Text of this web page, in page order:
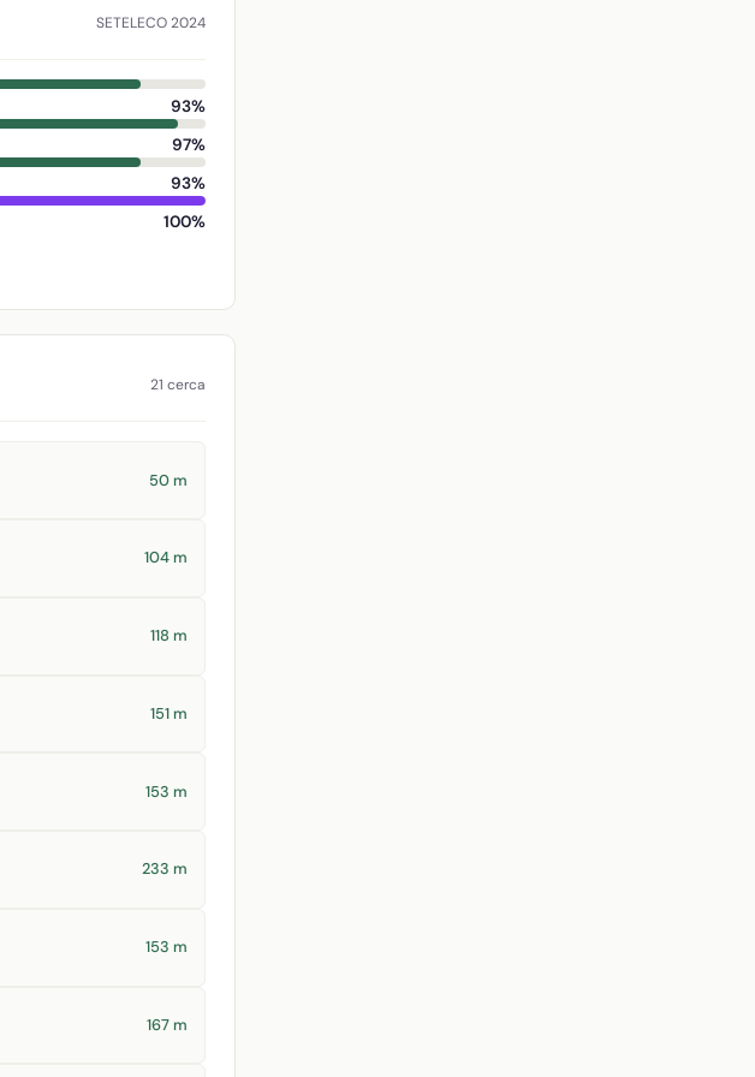
SETELECO 2024
93%
97%
93%
100%
21 cerca
50 m
104 m
118 m
151 m
153 m
233 m
153 m
167 m